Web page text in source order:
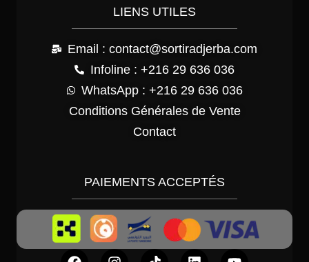
LIENS UTILES
Email : contact@sortiradjerba.com
Infoline : +216 29 636 036
WhatsApp : +216 29 636 036
Conditions Générales de Vente
Contact
PAIEMENTS ACCEPTÉS